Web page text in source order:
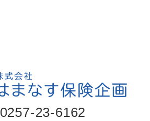
0257-23-6162